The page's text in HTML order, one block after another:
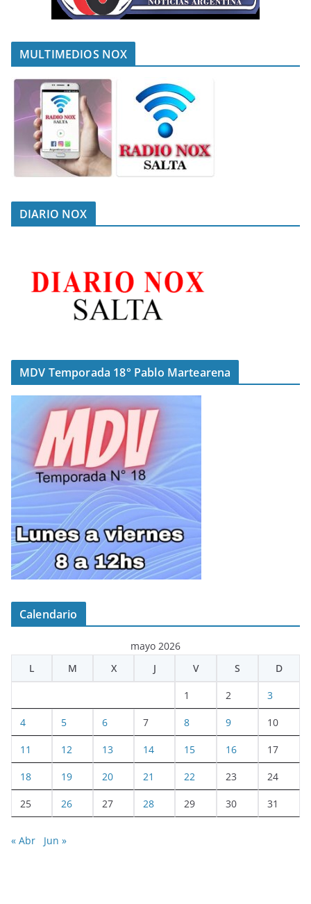
MULTIMEDIOS NOX
DIARIO NOX
MDV Temporada 18° Pablo Martearena
Calendario
mayo 2026
L
M X J V S D
1 2 3
4 5 6 7 8 9 10
11 12 13 14 15 16 17
18 19 20 21 22 23 24
25 26 27 28 29 30 31
« Abr Jun »